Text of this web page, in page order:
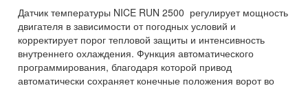
Датчик температуры NICE RUN 2500 регулирует мощность
двигателя в зависимости от погодных условий и
корректирует порог тепловой защиты и интенсивность
внутреннего охлаждения. Функция автоматического
программирования, благодаря которой привод
автоматически сохраняет конечные положения ворот во